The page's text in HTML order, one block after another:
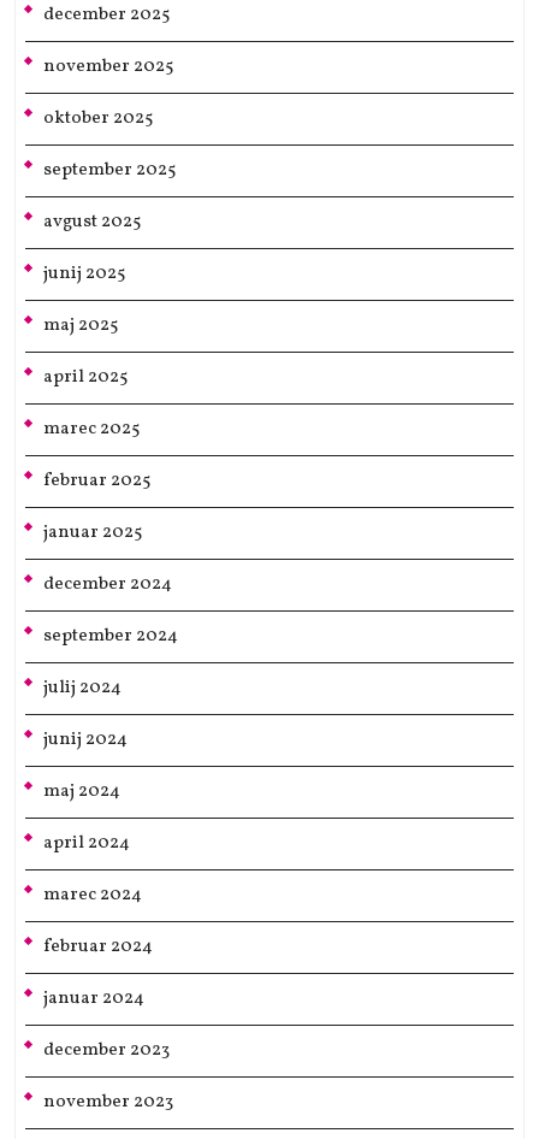
december 2025
november 2025
oktober 2025
september 2025
avgust 2025
junij 2025
maj 2025
april 2025
marec 2025
februar 2025
januar 2025
december 2024
september 2024
julij 2024
junij 2024
maj 2024
april 2024
marec 2024
februar 2024
januar 2024
december 2023
november 2023